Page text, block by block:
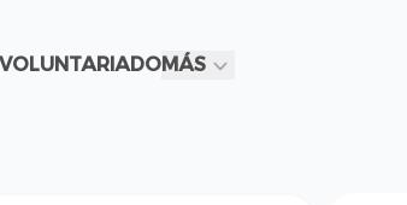
VOLUNTARIADOMÁS